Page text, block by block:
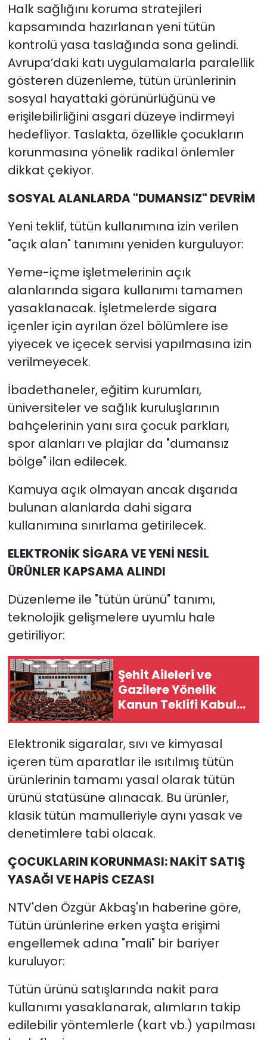
Halk sağlığını koruma stratejileri
kapsamında hazırlanan yeni tütün
kontrolü yasa taslağında sona gelindi.
Avrupa’daki katı uygulamalarla paralellik
gösteren düzenleme, tütün ürünlerinin
sosyal hayattaki görünürlüğünü ve
erişilebilirliğini asgari düzeye indirmeyi
hedefliyor. Taslakta, özellikle çocukların
korunmasına yönelik radikal önlemler
dikkat çekiyor.
SOSYAL ALANLARDA "DUMANSIZ" DEVRİM
Yeni teklif, tütün kullanımına izin verilen
"açık alan" tanımını yeniden kurguluyor:
Yeme-içme işletmelerinin açık
alanlarında sigara kullanımı tamamen
yasaklanacak. İşletmelerde sigara
içenler için ayrılan özel bölümlere ise
yiyecek ve içecek servisi yapılmasına izin
verilmeyecek.
İbadethaneler, eğitim kurumları,
üniversiteler ve sağlık kuruluşlarının
bahçelerinin yanı sıra çocuk parkları,
spor alanları ve plajlar da "dumansız
bölge" ilan edilecek.
Kamuya açık olmayan ancak dışarıda
bulunan alanlarda dahi sigara
kullanımına sınırlama getirilecek.
ELEKTRONİK SİGARA VE YENİ NESİL
ÜRÜNLER KAPSAMA ALINDI
Düzenleme ile "tütün ürünü" tanımı,
teknolojik gelişmelere uyumlu hale
getiriliyor:
Şehit Aileleri ve
Gazilere Yönelik
Kanun Teklifi Kabul
Edildi
Elektronik sigaralar, sıvı ve kimyasal
içeren tüm aparatlar ile ısıtılmış tütün
ürünlerinin tamamı yasal olarak tütün
ürünü statüsüne alınacak. Bu ürünler,
klasik tütün mamulleriyle aynı yasak ve
denetimlere tabi olacak.
ÇOCUKLARIN KORUNMASI: NAKİT SATIŞ
YASAĞI VE HAPİS CEZASI
NTV'den Özgür Akbaş'ın haberine göre,
Tütün ürünlerine erken yaşta erişimi
engellemek adına "mali" bir bariyer
kuruluyor:
Tütün ürünü satışlarında nakit para
kullanımı yasaklanarak, alımların takip
edilebilir yöntemlerle (kart vb.) yapılması